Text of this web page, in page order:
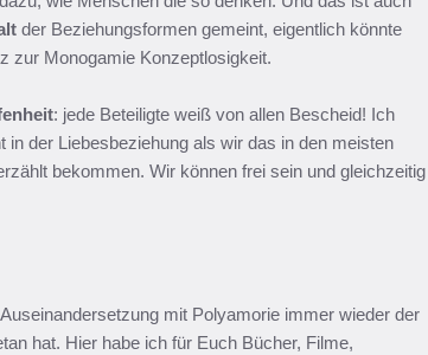
der Beziehungsformen gemeint, eigentlich könnte
zur Monogamie Konzeptlosigkeit.
: jede Beteiligte weiß von allen Bescheid! Ich
der Liebesbeziehung als wir das in den meisten
bekommen. Wir können frei sein und gleichzeitig
mit Polyamorie immer wieder der
hat. Hier habe ich für Euch Bücher, Filme,